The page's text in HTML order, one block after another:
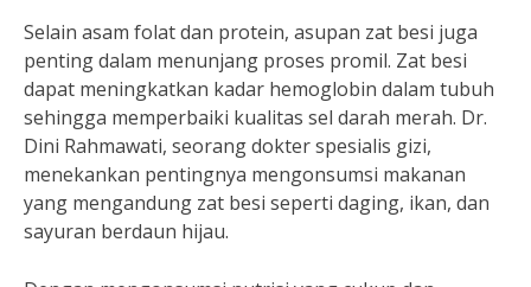
Selain asam folat dan protein, asupan zat besi juga
penting dalam menunjang proses promil. Zat besi
dapat meningkatkan kadar hemoglobin dalam tubuh
sehingga memperbaiki kualitas sel darah merah. Dr.
Dini Rahmawati, seorang dokter spesialis gizi,
menekankan pentingnya mengonsumsi makanan
yang mengandung zat besi seperti daging, ikan, dan
sayuran berdaun hijau.